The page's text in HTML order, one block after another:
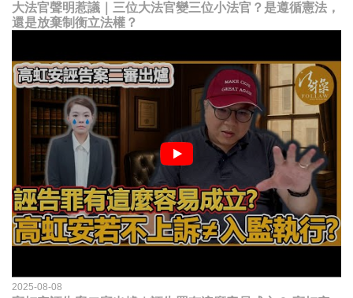
大法官聲明惹議｜三位大法官變三位小法官？是遵循憲法，
還是放棄制衡立法權？
2025-08-08